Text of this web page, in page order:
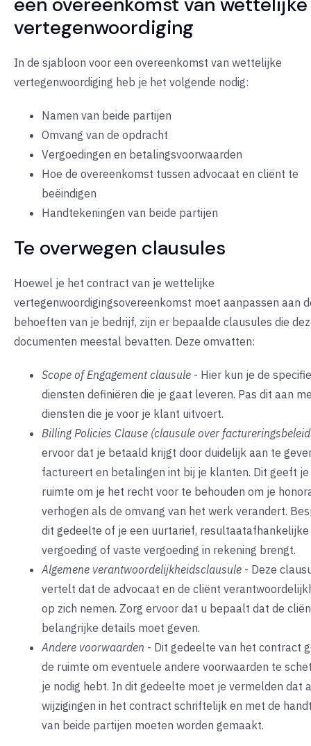
vertegenwoordiging
In de sjabloon voor een overeenkomst van wettelijke
vertegenwoordiging heb je het volgende nodig:
Namen van beide partijen
Omvang van de opdracht
Vergoedingen en betalingsvoorwaarden
Hoe de overeenkomst tussen advocaat en cliënt te
beëindigen
Handtekeningen van beide partijen
Te overwegen clausules
Hoewel je het contract van je wettelijke
vertegenwoordigingsovereenkomst moet aanpassen aan
behoeften van je bedrijf, zijn er bepaalde clausules die
documenten meestal bevatten. Deze omvatten:
Scope of Engagement clausule - Hier kun je de
diensten definiëren die je gaat leveren. Pas dit aan
diensten die je voor je klant uitvoert.
Billing Policies Clause (clausule over factureringsbeleid
ervoor dat je betaald krijgt door duidelijk aan te
factureert en betalingen int bij je klanten. Dit geeft je
ruimte om je het recht voor te behouden om je
verhogen als de omvang van het werk verandert.
dit gedeelte of je een uurtarief, resultaatafhankelijke
vergoeding of vaste vergoeding in rekening brengt.
Algemene verantwoordelijkheidsclausule - Deze
vertelt dat de advocaat en de cliënt
op zich nemen. Zorg ervoor dat u bepaalt dat de
belangrijke details moet geven.
Andere voorwaarden - Dit gedeelte van het contract
de ruimte om eventuele andere voorwaarden te
je nodig hebt. In dit gedeelte moet je vermelden dat
wijzigingen in het contract schriftelijk en met de
van beide partijen moeten worden gemaakt.